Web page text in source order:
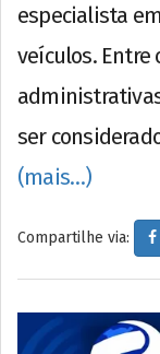
especialista
veículos. Entre
ser
(mais…)
Compartilhe via: